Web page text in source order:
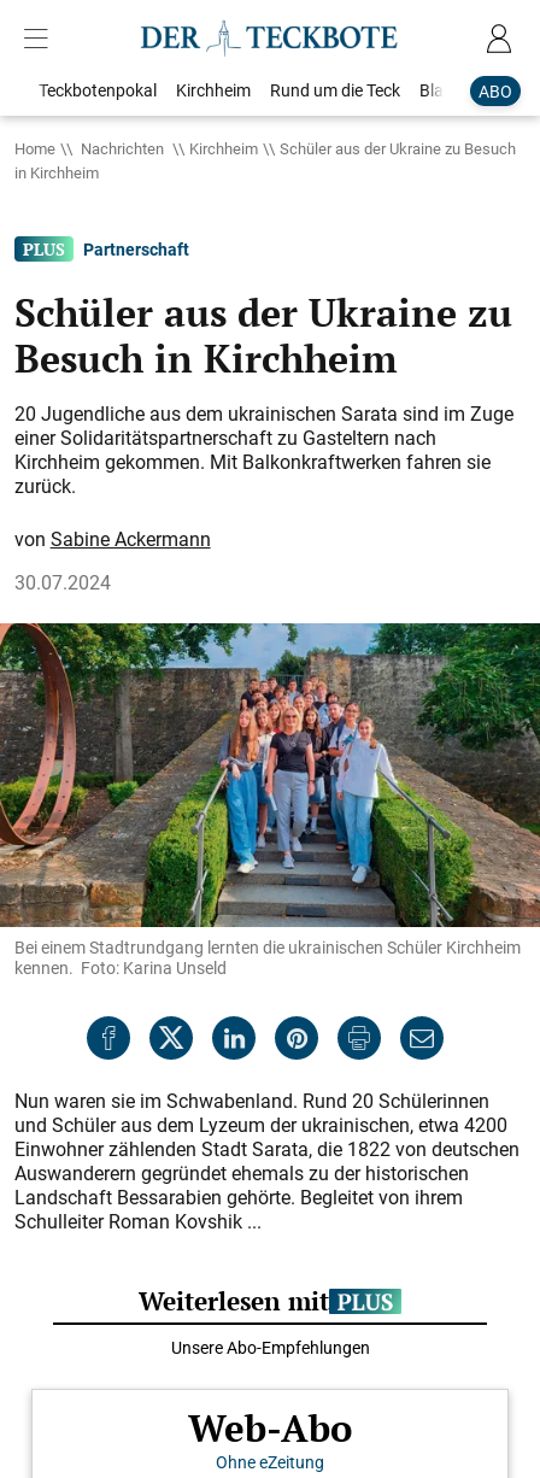
ABO
Teckbotenpokal Kirchheim Rund um die Teck Blaulicht
Home Nachrichten Kirchheim
Schüler aus der Ukraine zu Besuch
in Kirchheim
Partnerschaft
Schüler aus der Ukraine zu
Besuch in Kirchheim
20 Jugendliche aus dem ukrainischen Sarata sind im Zuge
einer Solidaritätspartnerschaft zu Gasteltern nach
Kirchheim gekommen. Mit Balkonkraftwerken fahren sie
zurück.
Sabine Ackermann
30.07.2024
Bei einem Stadtrundgang lernten die ukrainischen Schüler Kirchheim
kennen. Foto: Karina Unseld
Nun waren sie im Schwabenland. Rund 20 Schülerinnen
und Schüler aus dem Lyzeum der ukrainischen, etwa 4200
Einwohner zählenden Stadt Sarata, die 1822 von deutschen
Auswanderern gegründet ehemals zu der historischen
Landschaft Bessarabien gehörte. Begleitet von ihrem
Schulleiter Roman Kovshik ...